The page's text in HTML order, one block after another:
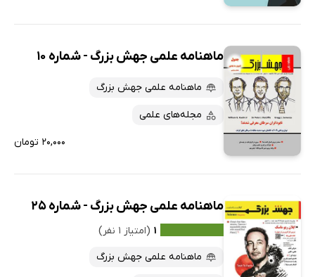
ماهنامه علمی جهش بزرگ - شماره 10
ماهنامه علمی جهش بزرگ
مجله‌های علمی
۲۰,۰۰۰ تومان
ماهنامه علمی جهش بزرگ - شماره 25
۱ (امتیاز ۱ نفر)
ماهنامه علمی جهش بزرگ